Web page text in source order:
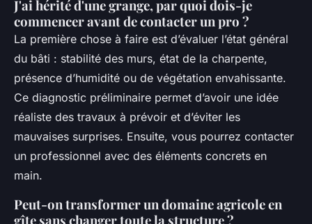
J'ai hérité d'une grange, par quoi dois-je
commencer avant de contacter un pro ?
La première chose à faire est d’évaluer l’état général
du bâti : stabilité des murs, état de la charpente,
présence d’humidité ou de végétation envahissante.
Ce diagnostic préliminaire permet d’avoir une idée
réaliste des travaux à prévoir et d’éviter les
mauvaises surprises. Ensuite, vous pourrez contacter
un professionnel avec des éléments concrets en
main.
Peut-on transformer un domaine agricole en
gîte sans changer toute la structure ?